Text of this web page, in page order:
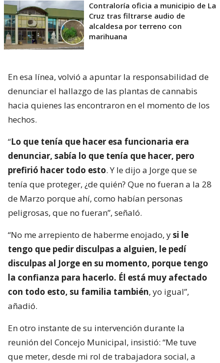
Contraloría oficia a municipio de La
Cruz tras filtrarse audio de
alcaldesa por terreno con
marihuana
En esa línea, volvió a apuntar la responsabilidad de
denunciar el hallazgo de las plantas de cannabis
hacia quienes las encontraron en el momento de los
hechos.
“Lo que tenía que hacer esa funcionaria era
denunciar, sabía lo que tenía que hacer, pero
prefirió hacer todo esto. Y le dijo a Jorge que se
tenía que proteger, ¿de quién? Que no fueran a la 28
de Marzo porque ahí, como habían personas
peligrosas, que no fueran”, señaló.
“No me arrepiento de haberme enojado, ysi le
tengo que pedir disculpas a alguien, le pedí
disculpas al Jorge en su momento, porque tengo
la confianza para hacerlo. Él está muy afectado
con todo esto, su familia también, yo igual”,
añadió.
En otro instante de su intervención durante la
reunión del Concejo Municipal, insistió: “Me tuve
que meter, desde mi rol de trabajadora social, a